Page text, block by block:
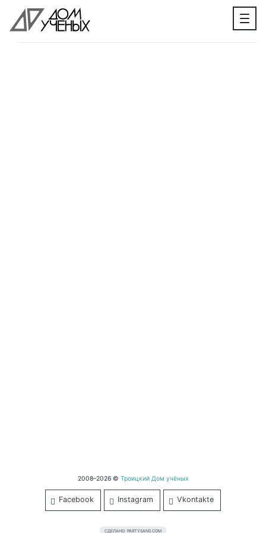
2008–2026 © Троицкий Дом учёных
Facebook Instagram Vkontakte
СДЕЛАНО PARTYSANS.COM